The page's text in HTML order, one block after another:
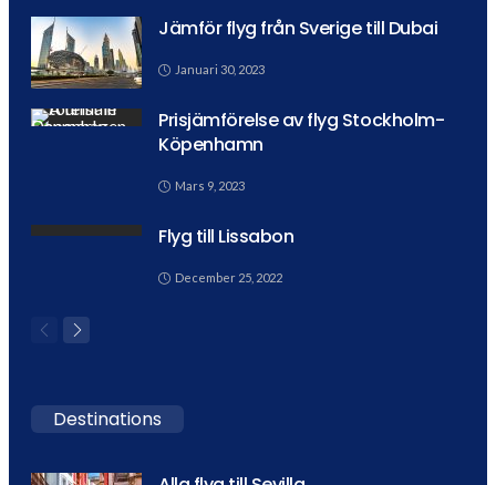
Jämför flyg från Sverige till Dubai
Januari 30, 2023
Prisjämförelse av flyg Stockholm-
Köpenhamn
Mars 9, 2023
Flyg till Lissabon
December 25, 2022
Destinations